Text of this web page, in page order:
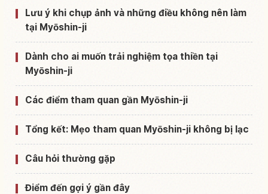
Lưu ý khi chụp ảnh và những điều không nên làm
tại Myōshin-ji
Dành cho ai muốn trải nghiệm tọa thiền tại
Myōshin-ji
Các điểm tham quan gần Myōshin-ji
Tổng kết: Mẹo tham quan Myōshin-ji không bị lạc
Câu hỏi thường gặp
Điểm đến gợi ý gần đây